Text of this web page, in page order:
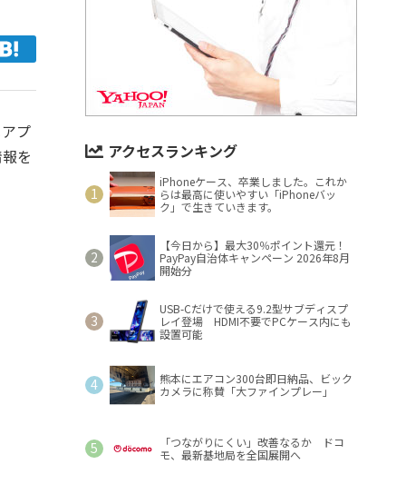
プ
を
アクセスランキング
iPhoneケース、卒業しました。これか
らは最高に使いやすい「iPhoneバッ
ク」で生きていきます。
【今日から】最大30％ポイント還元！
PayPay自治体キャンペーン 2026年8月
開始分
USB-Cだけで使える9.2型サブディスプ
レイ登場 HDMI不要でPCケース内にも
設置可能
熊本にエアコン300台即日納品、ビック
カメラに称賛「大ファインプレー」
「つながりにくい」改善なるか ドコ
モ、最新基地局を全国展開へ